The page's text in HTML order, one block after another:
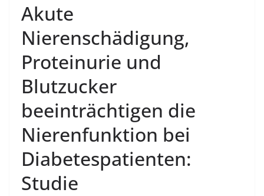
Akute
Nierenschädigung,
Proteinurie und
Blutzucker
beeinträchtigen die
Nierenfunktion bei
Diabetespatienten:
Studie